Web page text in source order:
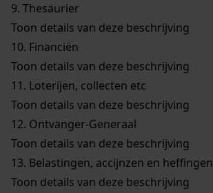
9. Thesaurier
Toon details van deze beschrijving
10. Financiën
Toon details van deze beschrijving
11. Loterijen, collecten etc
Toon details van deze beschrijving
12. Ontvanger-Generaal
Toon details van deze beschrijving
13. Belastingen, accijnzen en heffingen
Toon details van deze beschrijving